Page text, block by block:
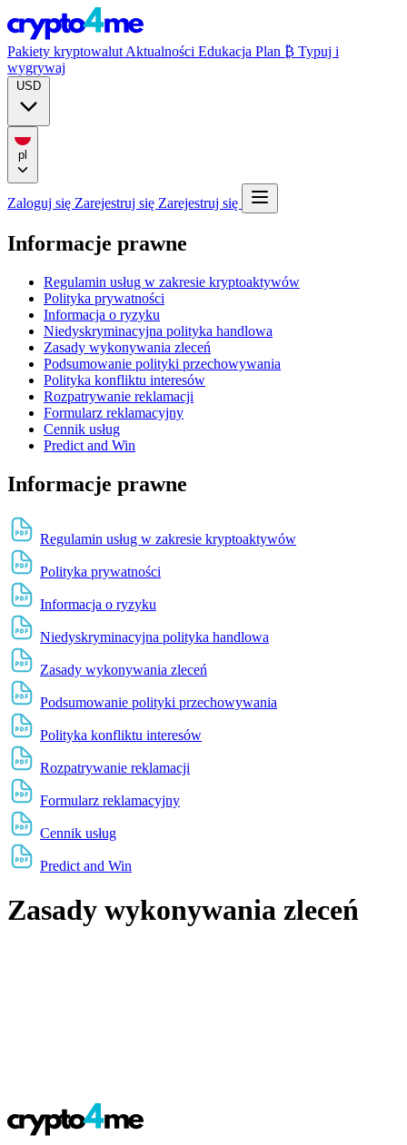
Pakiety kryptowalut Aktualności Edukacja Plan ₿ Typuj i
wygrywaj
Zaloguj się Zarejestruj się Zarejestruj się
Informacje prawne
Regulamin usług w zakresie kryptoaktywów
Polityka prywatności
Informacja o ryzyku
Niedyskryminacyjna polityka handlowa
Zasady wykonywania zleceń
Podsumowanie polityki przechowywania
Polityka konfliktu interesów
Rozpatrywanie reklamacji
Formularz reklamacyjny
Cennik usług
Predict and Win
Informacje prawne
Regulamin usług w zakresie kryptoaktywów
Polityka prywatności
Informacja o ryzyku
Niedyskryminacyjna polityka handlowa
Zasady wykonywania zleceń
Podsumowanie polityki przechowywania
Polityka konfliktu interesów
Rozpatrywanie reklamacji
Formularz reklamacyjny
Cennik usług
Predict and Win
Zasady wykonywania zleceń